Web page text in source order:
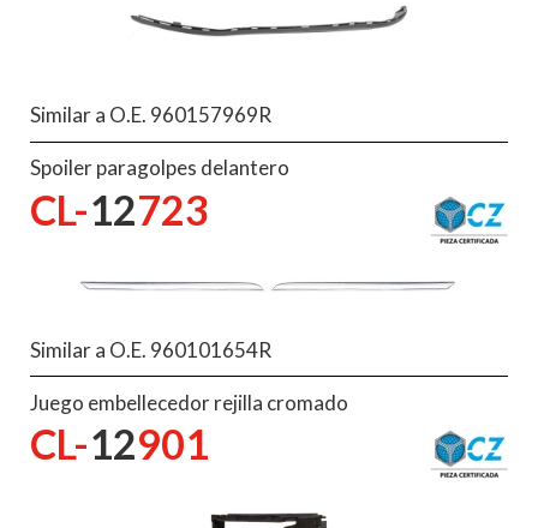
Similar a O.E. 960157969R
Spoiler paragolpes delantero
CL-12723
Similar a O.E. 960101654R
Juego embellecedor rejilla cromado
CL-12901